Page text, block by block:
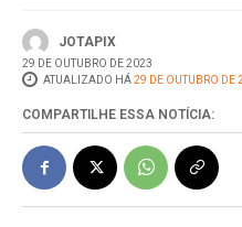
JOTAPIX
29 DE OUTUBRO DE 2023
ATUALIZADO HÁ29 DE OUTUBRO DE
COMPARTILHE ESSA NOTÍCIA: